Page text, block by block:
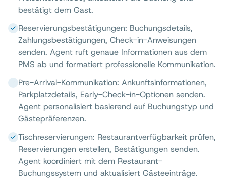
bestätigt dem Gast.
Reservierungsbestätigungen: Buchungsdetails,
Zahlungsbestätigungen, Check-in-Anweisungen
senden. Agent ruft genaue Informationen aus dem
PMS ab und formatiert professionelle Kommunikation.
Pre-Arrival-Kommunikation: Ankunftsinformationen,
Parkplatzdetails, Early-Check-in-Optionen senden.
Agent personalisiert basierend auf Buchungstyp und
Gästepräferenzen.
Tischreservierungen: Restaurantverfügbarkeit prüfen,
Reservierungen erstellen, Bestätigungen senden.
Agent koordiniert mit dem Restaurant-
Buchungssystem und aktualisiert Gästeeinträge.